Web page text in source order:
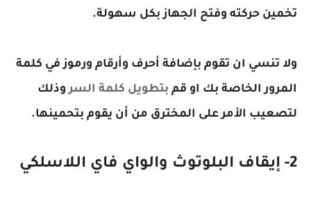
تخمين حركته وفتح الجهاز بكل سهولة.
ولا تنسي ان تقوم بإضافة أحرف وأرقام ورموز في كلمة
المرور الخاصة بك او قم بتطويل كلمة السروذلك
لتصعيب الأمر على المخترق من أن يقوم بتحمينها.
2- إيقاف البلوتوث والواي فاي اللاسلكي